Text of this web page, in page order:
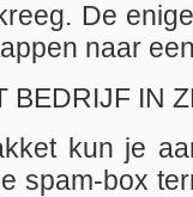
De
naar
BEDRIJF IN
kun je
spam-box